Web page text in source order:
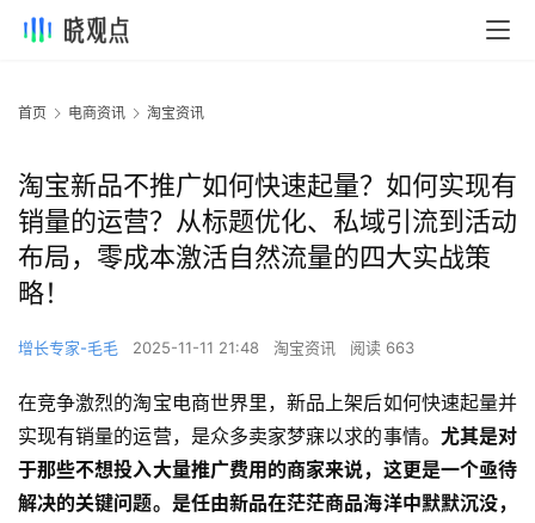
首页 电商资讯 淘宝资讯
淘宝新品不推广如何快速起量？如何实现有
销量的运营？从标题优化、私域引流到活动
布局，零成本激活自然流量的四大实战策
略！
增长专家-毛毛 2025-11-11 21:48 淘宝资讯 阅读 663
在竞争激烈的淘宝电商世界里，新品上架后如何快速起量并
实现有销量的运营，是众多卖家梦寐以求的事情。 尤其是对
于那些不想投入大量推广费用的商家来说，这更是一个亟待
解决的关键问题。是任由新品在茫茫商品海洋中默默沉没，